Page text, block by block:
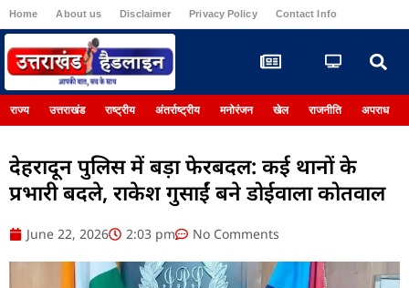
Home About us Disclaimer Privacy Policy Contact Info
राज्य उत्तराखंड राष्ट्रीय अंतर्राष्ट्रीय मनोरंजन खेल राजनीति अपराध
देहरादून पुलिस में बड़ा फेरबदल: कई थानों के
प्रभारी बदले, राकेश गुसाईं बने डोईवाला कोतवाल
June 22, 2026 2:03 pm No Comments